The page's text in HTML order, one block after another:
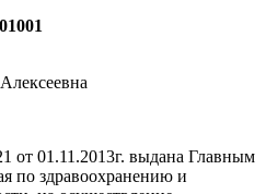
01.11.2013г. выдана Главным
по здравоохранению и